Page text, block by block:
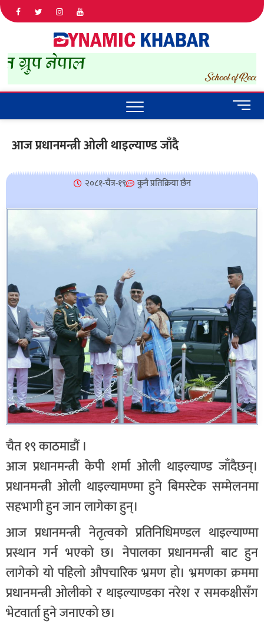
IN NEPAL
M
e
u
o
आज प्रधानमन्त्री ओली थाइल्याण्ड जाँदै
२०८१-चैत्र-१९ कुनै प्रतिक्रिया छैन
चैत १९ काठमाडौं ।
आज प्रधानमन्त्री केपी शर्मा ओली थाइल्याण्ड जाँदैछन्।
प्रधानमन्त्री ओली थाइल्यामण्मा हुने बिमस्टेक सम्मेलनमा
सहभागी हुन जान लागेका हुन्।
आज प्रधानमन्त्री नेतृत्वको प्रतिनिधिमण्डल थाइल्याण्मा
प्रस्थान गर्न भएको छ। नेपालका प्रधानमन्त्री बाट हुन
लागेको यो पहिलो औपचारिक भ्रमण हो। भ्रमणका क्रममा
प्रधानमन्त्री ओलीको र थाइल्याण्डका नरेश र समकक्षीसँग
भेटवार्ता हुने जनाएको छ।